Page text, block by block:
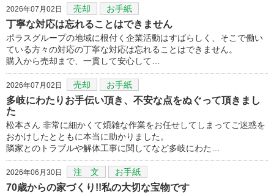
2026年07月02日 売却 お手紙
丁寧な対応は忘れることはできません
ポラスグループの地域に根付く企業活動はすばらしく、そこで働い
ている方々の対応の丁寧な対応は忘れることはできません。
購入から売却まで、一貫して安心して…
2026年07月02日 売却 お手紙
多岐にわたりお手伝い頂き、不安な点をぬぐって頂きまし
た
松本さん 非常に細かくて煩雑な作業をお任せしてしまってご迷惑を
おかけしたとともに本当に助かりました。
隣家とのトラブルや解体工事に関してなど多岐にわた…
2026年06月30日 注 文 お手紙
70歳からの家づくり!!私の大切な宝物です